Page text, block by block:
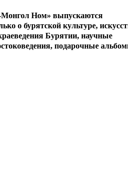
Монгол Ном» выпускаются
о бурятской культуре,
Бурятии, научные
подарочные